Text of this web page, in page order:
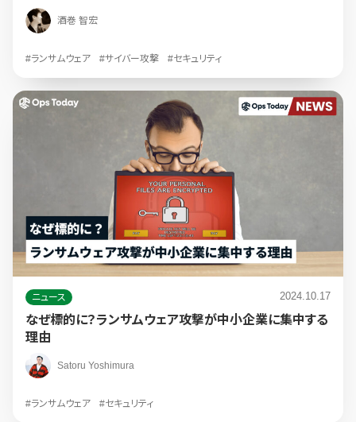
酒巻 智宏
#ランサムウェア #サイバー攻撃 #セキュリティ
ニュース 2024.10.17
なぜ標的に？ランサムウェア攻撃が中小企業に集中する
理由
Satoru Yoshimura
#ランサムウェア #セキュリティ